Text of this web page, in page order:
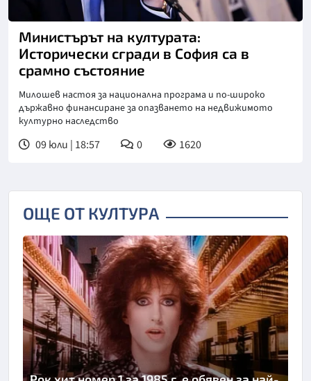
Министърът на културата:
Исторически сгради в София са в
срамно състояние
Милошев настоя за национална програма и по-широко
държавно финансиране за опазването на недвижимото
културно наследство
09 юли | 18:57 0 1620
ОЩЕ ОТ КУЛТУРА